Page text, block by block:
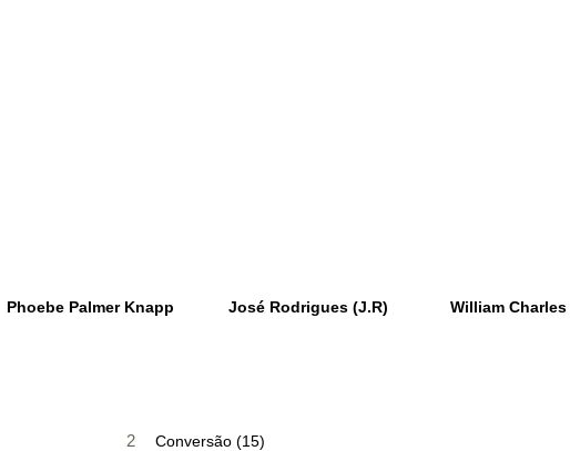
Phoebe Palmer Knapp José Rodrigues (J.R) William Charles
2 Conversão (15)